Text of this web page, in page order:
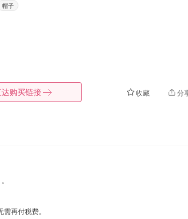
帽子
收藏 分
购买链接
。
再付税费。